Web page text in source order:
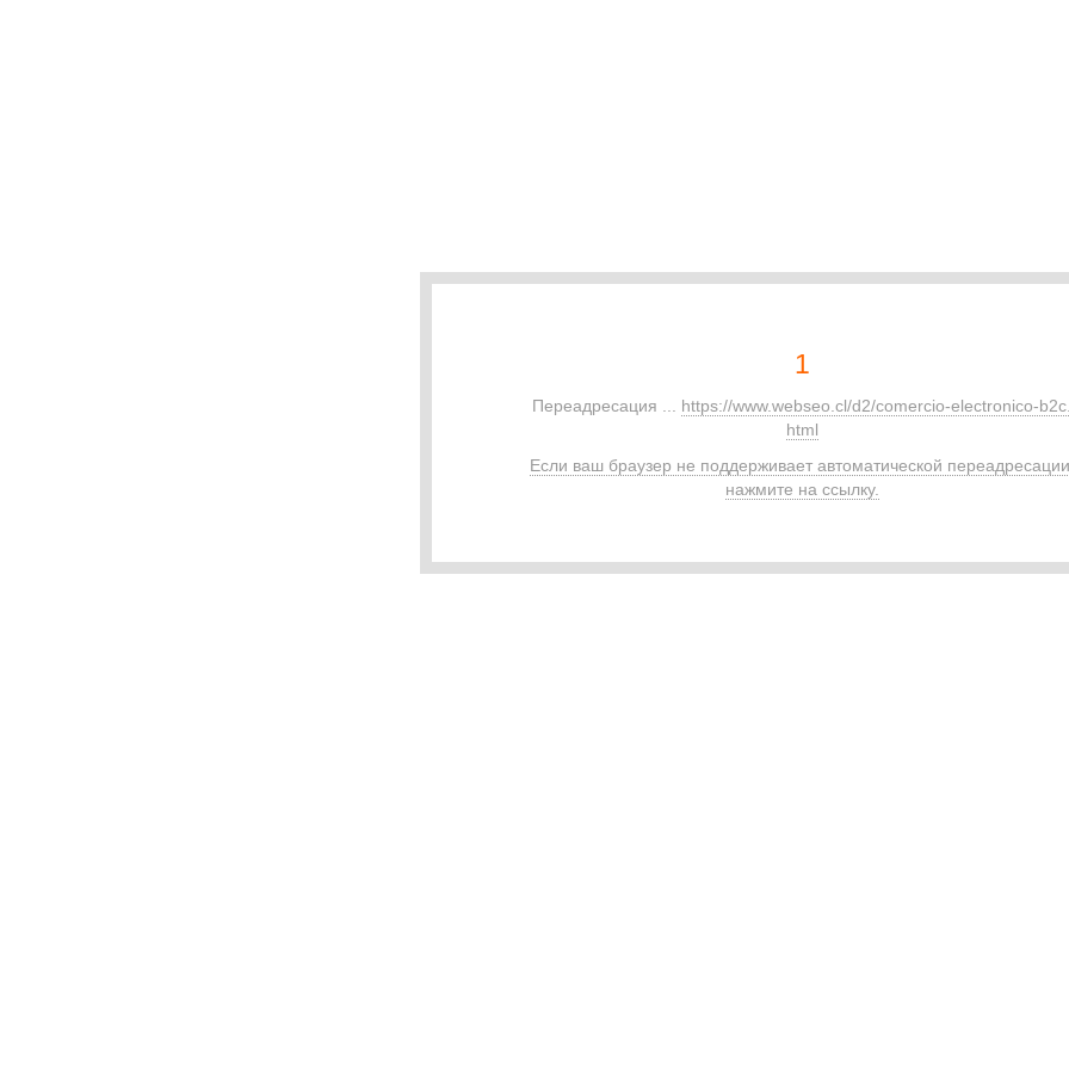
1
Переадресация ... https://www.webseo.cl/d2/comercio-electronico-
html
Если ваш браузер не поддерживает автоматической
нажмите на ссылку.